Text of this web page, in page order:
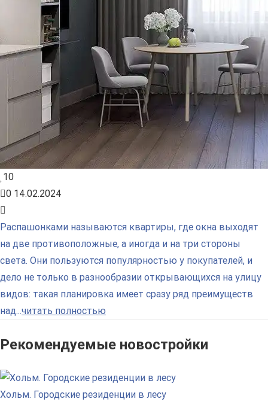
10
0 14.02.2024
Распашонками называются квартиры, где окна выходят
на две противоположные, а иногда и на три стороны
света. Они пользуются популярностью у покупателей, и
дело не только в разнообразии открывающихся на улицу
видов: такая планировка имеет сразу ряд преимуществ
над...читать полностью
Рекомендуемые новостройки
Хольм. Городские резиденции в лесу